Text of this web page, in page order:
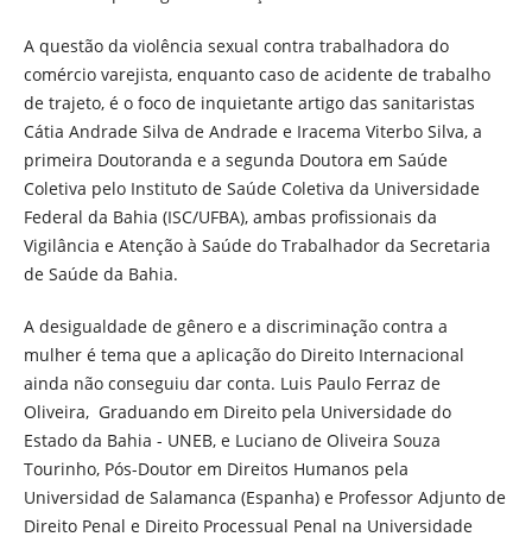
A questão da violência sexual contra trabalhadora do
comércio varejista, enquanto caso de acidente de trabalho
de trajeto, é o foco de inquietante artigo das sanitaristas
Cátia Andrade Silva de Andrade e Iracema Viterbo Silva, a
primeira Doutoranda e a segunda Doutora em Saúde
Coletiva pelo Instituto de Saúde Coletiva da Universidade
Federal da Bahia (ISC/UFBA), ambas profissionais da
Vigilância e Atenção à Saúde do Trabalhador da Secretaria
de Saúde da Bahia.
A desigualdade de gênero e a discriminação contra a
mulher é tema que a aplicação do Direito Internacional
ainda não conseguiu dar conta. Luis Paulo Ferraz de
Oliveira, Graduando em Direito pela Universidade do
Estado da Bahia - UNEB, e Luciano de Oliveira Souza
Tourinho, Pós-Doutor em Direitos Humanos pela
Universidad de Salamanca (Espanha) e Professor Adjunto de
Direito Penal e Direito Processual Penal na Universidade